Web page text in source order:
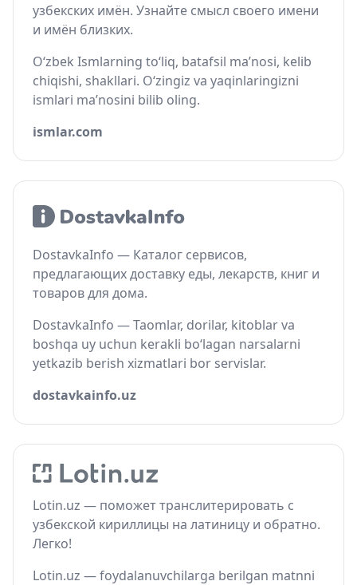
узбекских имён. Узнайте смысл своего имени
и имён близких.
O‘zbek Ismlarning to‘liq, batafsil ma’nosi, kelib
chiqishi, shakllari. O‘zingiz va yaqinlaringizni
ismlari ma’nosini bilib oling.
ismlar.com
DostavkaInfo — Каталог сервисов,
предлагающих доставку еды, лекарств, книг и
товаров для дома.
DostavkaInfo — Taomlar, dorilar, kitoblar va
boshqa uy uchun kerakli bo‘lagan narsalarni
yetkazib berish xizmatlari bor servislar.
dostavkainfo.uz
Lotin.uz — поможет транслитерировать с
узбекской кириллицы на латиницу и обратно.
Легко!
Lotin.uz — foydalanuvchilarga berilgan matnni